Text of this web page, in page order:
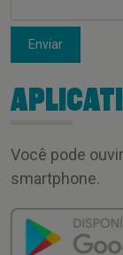
Enviar
Você pode
smartphone.